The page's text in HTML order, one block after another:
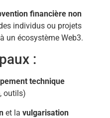
financière non
individus ou projets
un écosystème Web3.
:
technique
outils)
et lavulgarisation